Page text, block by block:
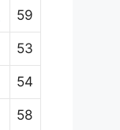
59
53
54
58